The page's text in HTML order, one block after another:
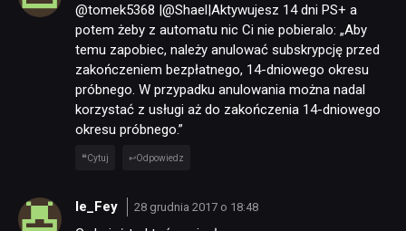
@tomek5368 |@Shael|Aktywujesz 14 dni PS+ a
potem żeby z automatu nic Ci nie pobieralo: „Aby
temu zapobiec, należy anulować subskrypcję przed
zakończeniem bezpłatnego, 14-dniowego okresu
próbnego. W przypadku anulowania można nadal
korzystać z usługi aż do zakończenia 14-dniowego
okresu próbnego.”
Cytuj Odpowiedz
le_Fey 28 grudnia 2017 o 18:48